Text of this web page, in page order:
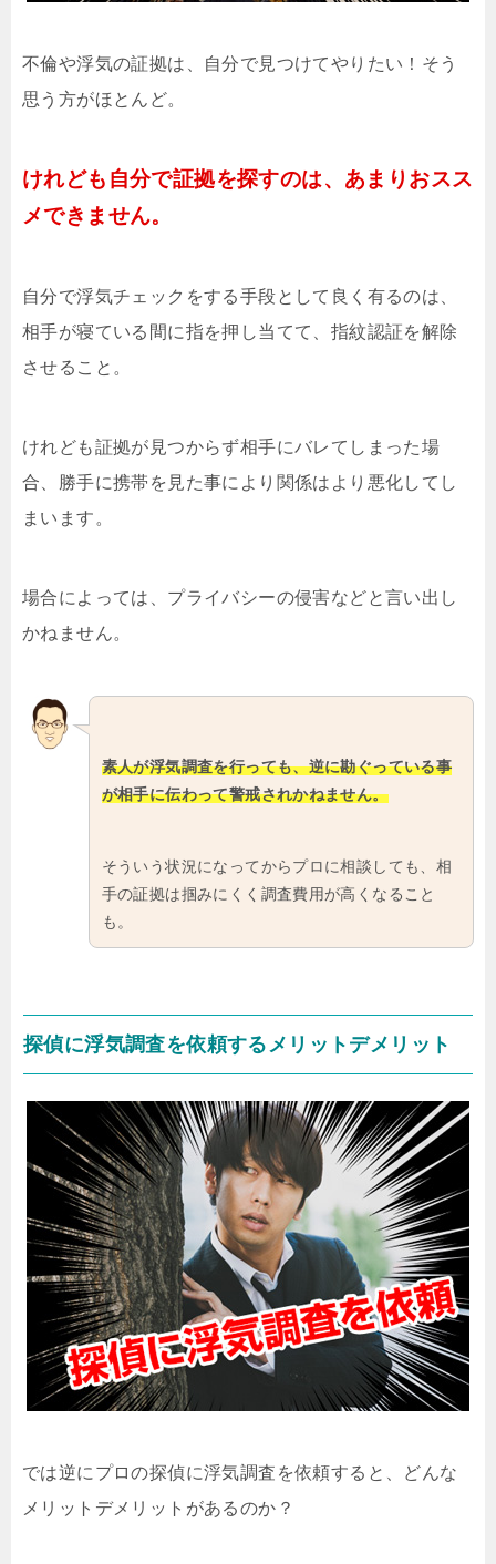
不倫や浮気の証拠は、自分で見つけてやりたい！そう
思う方がほとんど。
けれども自分で証拠を探すのは、あまりおスス
メできません。
自分で浮気チェックをする手段として良く有るのは、
相手が寝ている間に指を押し当てて、指紋認証を解除
させること。
けれども証拠が見つからず相手にバレてしまった場
合、勝手に携帯を見た事により関係はより悪化してし
まいます。
場合によっては、プライバシーの侵害などと言い出し
かねません。
素人が浮気調査を行っても、逆に勘ぐっている事
が相手に伝わって警戒されかねません。
そういう状況になってからプロに相談しても、相
手の証拠は掴みにくく調査費用が高くなること
も。
探偵に浮気調査を依頼するメリットデメリット
では逆にプロの探偵に浮気調査を依頼すると、どんな
メリットデメリットがあるのか？